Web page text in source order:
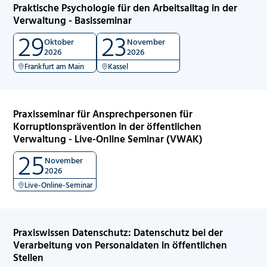
Praktische Psychologie für den Arbeitsalltag in der
Verwaltung - Basisseminar
29Oktober
2026
Frankfurt am Main 23November
2026
Kassel
Praxisseminar für Ansprechpersonen für
Korruptionsprävention in der öffentlichen
Verwaltung - Live-Online Seminar (VWAK)
25November
2026
Live-Online-Seminar
Praxiswissen Datenschutz: Datenschutz bei der
Verarbeitung von Personaldaten in öffentlichen
Stellen